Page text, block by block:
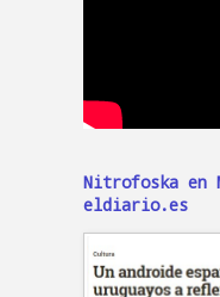
Nitrofoska en
eldiario.es